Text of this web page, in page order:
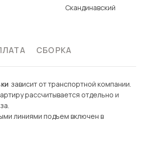
Скандинавский
СБОРКА
зависит от транспортной компании.
рассчитывается отдельно и
линиями подъем включен в